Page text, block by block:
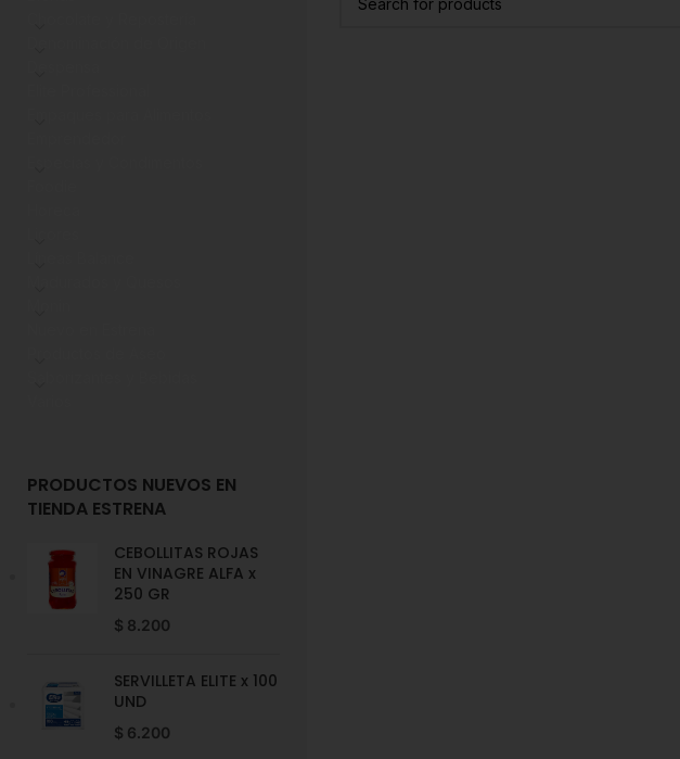
PRODUCTOS NUEVOS EN
TIENDA ESTRENA
CEBOLLITAS ROJAS
EN VINAGRE ALFA x
250 GR
$ 8.200
SERVILLETA ELITE x 100
UND
$ 6.200